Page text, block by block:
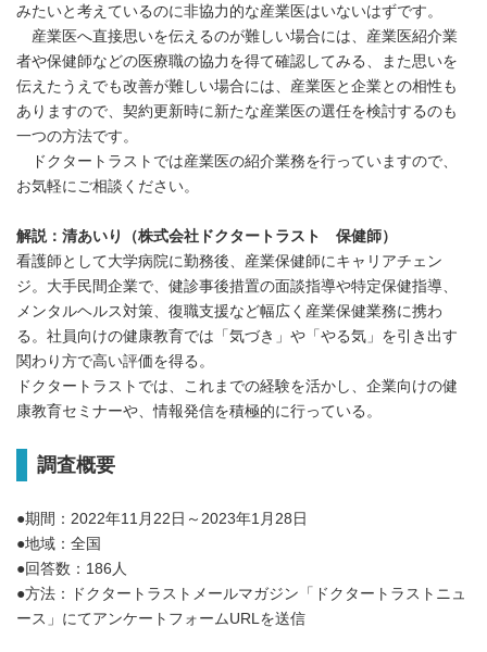
みたいと考えているのに非協力的な産業医はいないはずです。
産業医へ直接思いを伝えるのが難しい場合には、産業医紹介業
者や保健師などの医療職の協力を得て確認してみる、また思いを
伝えたうえでも改善が難しい場合には、産業医と企業との相性も
ありますので、契約更新時に新たな産業医の選任を検討するのも
一つの方法です。
ドクタートラストでは産業医の紹介業務を行っていますので、
お気軽にご相談ください。
解説：清あいり（株式会社ドクタートラスト 保健師）
看護師として大学病院に勤務後、産業保健師にキャリアチェン
ジ。大手民間企業で、健診事後措置の面談指導や特定保健指導、
メンタルヘルス対策、復職支援など幅広く産業保健業務に携わ
る。社員向けの健康教育では「気づき」や「やる気」を引き出す
関わり方で高い評価を得る。
ドクタートラストでは、これまでの経験を活かし、企業向けの健
康教育セミナーや、情報発信を積極的に行っている。
調査概要
●期間：2022年11月22日～2023年1月28日
●地域：全国
●回答数：186人
●方法：ドクタートラストメールマガジン「ドクタートラストニュ
ース」にてアンケートフォームURLを送信